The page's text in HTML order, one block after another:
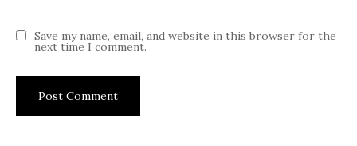
Save my name, email, and website in this browser for the
next time I comment.